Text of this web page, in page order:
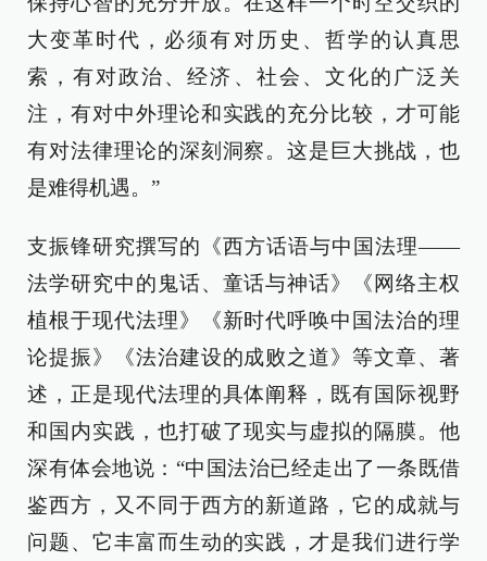
大变革时代，必须有对历史、哲学的认真思
索，有对政治、经济、社会、文化的广泛关
注，有对中外理论和实践的充分比较，才可能
有对法律理论的深刻洞察。这是巨大挑战，也
是难得机遇。”
支振锋研究撰写的《西方话语与中国法理——
法学研究中的鬼话、童话与神话》《网络主权
植根于现代法理》《新时代呼唤中国法治的理
论提振》《法治建设的成败之道》等文章、著
述，正是现代法理的具体阐释，既有国际视野
和国内实践，也打破了现实与虚拟的隔膜。他
深有体会地说：“中国法治已经走出了一条既借
鉴西方，又不同于西方的新道路，它的成就与
问题、它丰富而生动的实践，才是我们进行学